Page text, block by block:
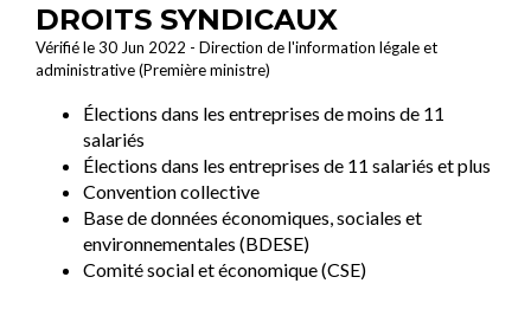
DROITS SYNDICAUX
Vérifié le 30 Jun 2022 - Direction de l'information légale et
administrative (Première ministre)
Élections dans les entreprises de moins de 11
salariés
Élections dans les entreprises de 11 salariés et plus
Convention collective
Base de données économiques, sociales et
environnementales (BDESE)
Comité social et économique (CSE)